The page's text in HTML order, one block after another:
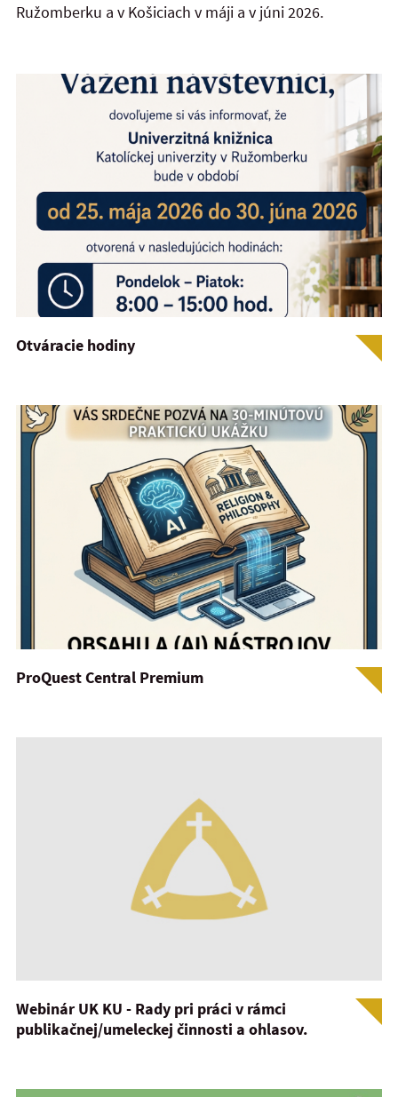
Ružomberku a v Košiciach v máji a v júni 2026.
Otváracie hodiny
ProQuest Central Premium
Webinár UK KU - Rady pri práci v rámci
publikačnej/umeleckej činnosti a ohlasov.